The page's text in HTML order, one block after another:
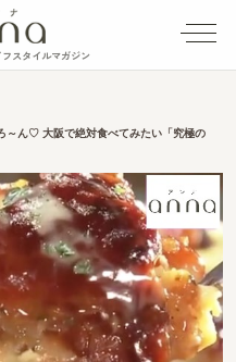
スタイルマガジン
～ん♡ 大阪で絶対食べてみたい「究極の